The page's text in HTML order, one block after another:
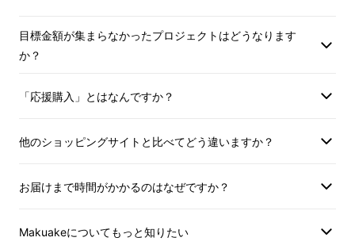
これにより、他では手に入らないユニークなパ
フェの味をご提供できます。
※ご来店時はお1人様につき、お1つパ
フェのご注文をお願いします。
ん。Makuakeメッセージ機能でのご連
※会員権は購入者様1名様分となり、会
ねます。また有効期限を過ぎて再来店
ねますのでご了承ください。
ん。Makuakeメッ
員権の譲渡はでき
ねます。また有効
※ご予約のキャン
目標金額が集まらなかったプロジェクトはどうなります
か？
「応援購入」とはなんですか？
他のショッピングサイトと比べてどう違いますか？
お届けまで時間がかかるのはなぜですか？
Makuakeについてもっと知りたい